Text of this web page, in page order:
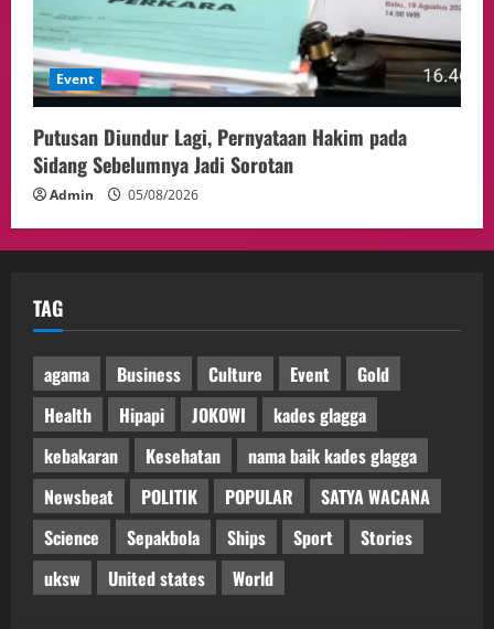
Event
Putusan Diundur Lagi, Pernyataan Hakim pada
Sidang Sebelumnya Jadi Sorotan
Admin 05/08/2026
TAG
agama Business Culture Event
Gold
Health
Hipapi JOKOWI
kades glagga
kebakaran
Kesehatan
nama baik kades glagga
Newsbeat
POLITIK POPULAR
SATYA WACANA
Science
Sepakbola Ships Sport
Stories
uksw
United states World